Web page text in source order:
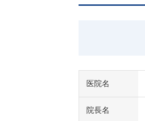
医院名
院長名